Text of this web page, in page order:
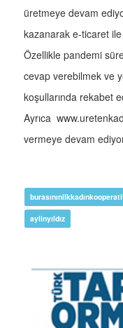
üretmeye devam
kazanarak e-ticaret
Özellikle pandemi
cevap verebilmek ve
koşullarında rekabet
Ayrıca
vermeye devam
aylinyıldız